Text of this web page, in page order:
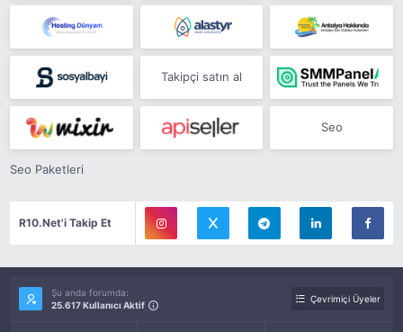
Takipçi satın al
Seo
Seo Paketleri
R10.Net'i Takip Et
Şu anda forumda:
25.617 Kullanıcı Aktif
Çevrimiçi Üyeler